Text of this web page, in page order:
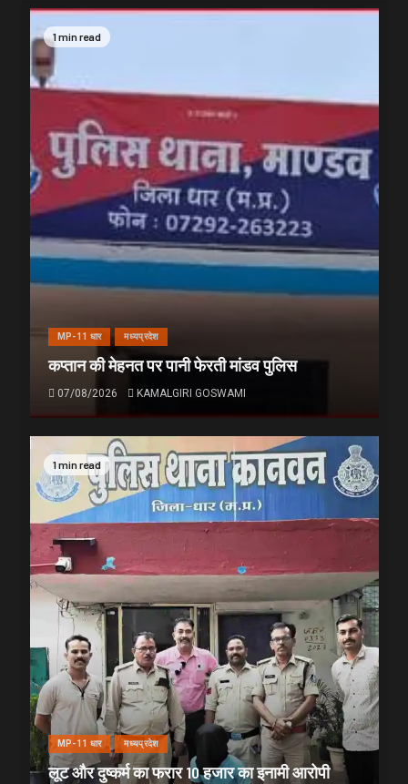
1 min read
MP-11 धार मध्यप्रदेश
कप्तान की मेहनत पर पानी फेरती मांडव पुलिस
07/08/2026 KAMALGIRI GOSWAMI
1 min read
MP-11 धार मध्यप्रदेश
लूट और दुष्कर्म का फरार 10 हजार का इनामी आरोपी